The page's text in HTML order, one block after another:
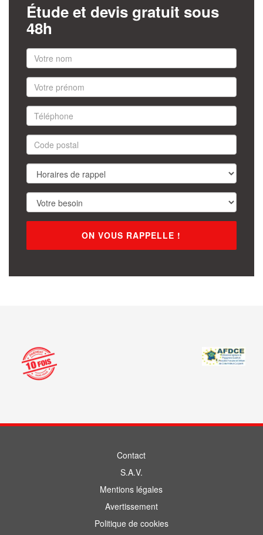
Étude et devis gratuit sous
48h
Contact
S.A.V.
Mentions légales
Avertissement
Politique de cookies